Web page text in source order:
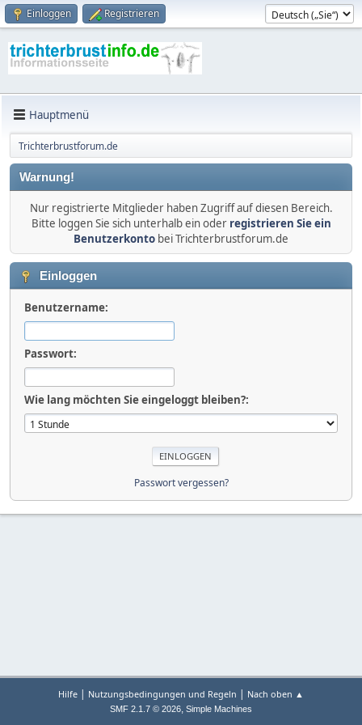
Einloggen Registrieren
Hauptmenü
Trichterbrustforum.de
Warnung!
Nur registrierte Mitglieder haben Zugriff auf diesen Bereich.
Bitte loggen Sie sich unterhalb ein oder registrieren Sie ein
Benutzerkonto bei Trichterbrustforum.de
Einloggen
Benutzername:
Passwort:
Wie lang möchten Sie eingeloggt bleiben?:
Passwort vergessen?
Hilfe | Nutzungsbedingungen und Regeln | Nach oben ▲
SMF 2.1.7 © 2026, Simple Machines